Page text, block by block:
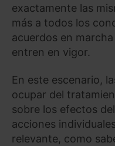
exactamente las
más a todos los
acuerdos en
entren en vigor.
En este escenario,
ocupar del
sobre los efectos
acciones
relevante, como